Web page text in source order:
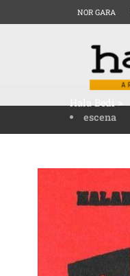
NOR GARA
Hala Bedi>
escena